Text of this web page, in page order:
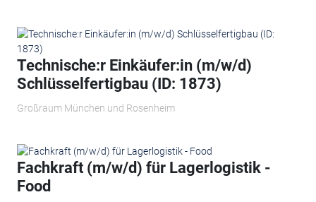
Technische:r Einkäufer:in (m/w/d)
Schlüsselfertigbau (ID: 1873)
Großraum München und Rosenheim
Fachkraft (m/w/d) für Lagerlogistik -
Food